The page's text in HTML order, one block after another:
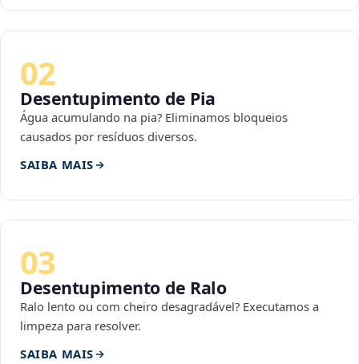
02
Desentupimento de Pia
Água acumulando na pia? Eliminamos bloqueios
causados por resíduos diversos.
SAIBA MAIS
03
Desentupimento de Ralo
Ralo lento ou com cheiro desagradável? Executamos a
limpeza para resolver.
SAIBA MAIS